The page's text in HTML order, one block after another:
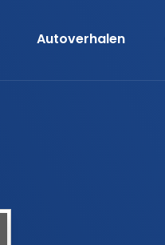
Autoverhalen